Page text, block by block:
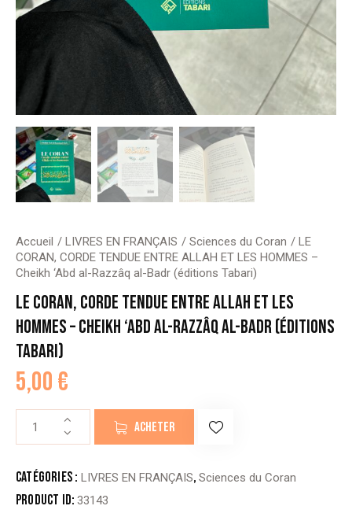
Accueil LIVRES EN FRANÇAIS Sciences du Coran
LE
CORAN, CORDE TENDUE ENTRE ALLAH ET LES HOMMES –
Cheikh ‘Abd al-Razzâq al-Badr (éditions Tabari)
LE CORAN, CORDE TENDUE ENTRE ALLAH ET LES
HOMMES – CHEIKH ‘ABD AL-RAZZÂQ AL-BADR (ÉDITIONS
TABARI)
5,00€
CORAN,
TENDUE
ACHETER
Catégories : LIVRES EN FRANÇAIS,Sciences du Coran
Product ID:33143